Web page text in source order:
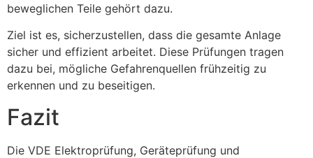
beweglichen Teile gehört dazu.
Ziel ist es, sicherzustellen, dass die gesamte Anlage
sicher und effizient arbeitet. Diese Prüfungen tragen
dazu bei, mögliche Gefahrenquellen frühzeitig zu
erkennen und zu beseitigen.
Fazit
Die VDE Elektroprüfung, Geräteprüfung und